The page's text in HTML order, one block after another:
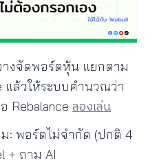
างจัดพอร์ตหุ้น แยกตาม
แล้วให้ระบบคำนวณว่า
Rebalance ลองเล่น
ม: พอร์ตไม่จำกัด (ปกติ 4
+ ถาม AI